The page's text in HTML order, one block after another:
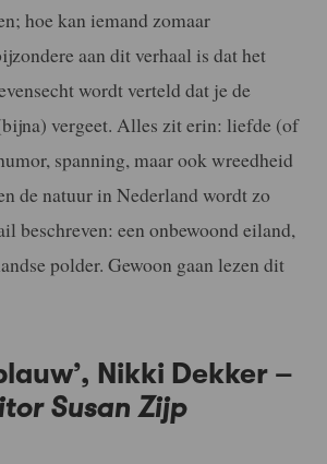
hoe kan iemand zomaar
aan dit verhaal is dat het
wordt verteld dat je de
vergeet. Alles zit erin: liefde (of
spanning, maar ook wreedheid
de natuur in Nederland wordt zo
beschreven: een onbewoond eiland,
polder. Gewoon gaan lezen dit
Nikki Dekker –
Susan Zijp